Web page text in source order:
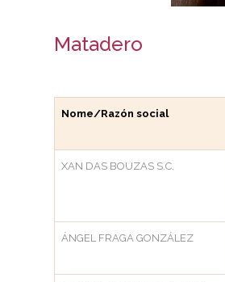
Matadero
Nome/Razón social
XAN DAS BOUZAS S.C.
ÁNGEL FRAGA GONZÁLEZ